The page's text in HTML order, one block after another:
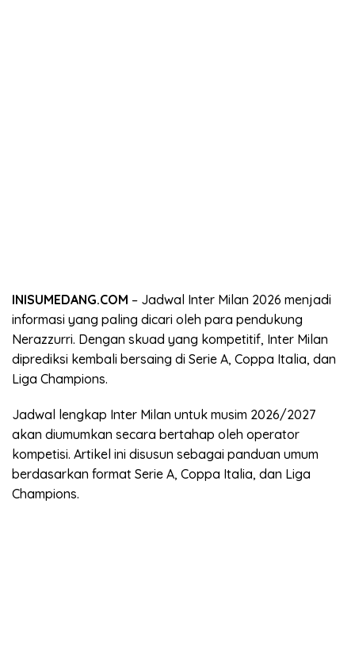
INISUMEDANG.COM – Jadwal Inter Milan 2026 menjadi
informasi yang paling dicari oleh para pendukung
Nerazzurri. Dengan skuad yang kompetitif, Inter Milan
diprediksi kembali bersaing di Serie A, Coppa Italia, dan
Liga Champions.
Jadwal lengkap Inter Milan untuk musim 2026/2027
akan diumumkan secara bertahap oleh operator
kompetisi. Artikel ini disusun sebagai panduan umum
berdasarkan format Serie A, Coppa Italia, dan Liga
Champions.